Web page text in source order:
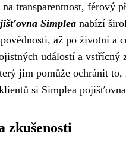
na transparentnost, férový
Simplea nabízí
až po životní a
událostí a vstřícný
jim pomůže ochránit
si Simplea
zkušenosti